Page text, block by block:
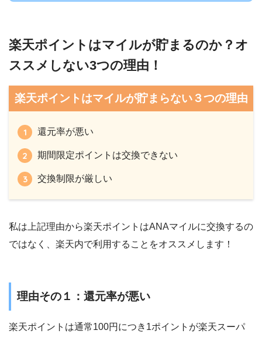
楽天ポイントはマイルが貯まるのか？オ
ススメしない3つの理由！
楽天ポイントはマイルが貯まらない３つの理由
還元率が悪い
期間限定ポイントは交換できない
交換制限が厳しい
私は上記理由から楽天ポイントはANAマイルに交換するの
ではなく、楽天内で利用することをオススメします！
理由その１：還元率が悪い
楽天ポイントは通常100円につき1ポイントが楽天スーパ